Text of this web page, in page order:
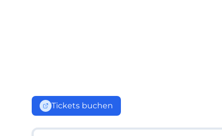
Tickets buchen